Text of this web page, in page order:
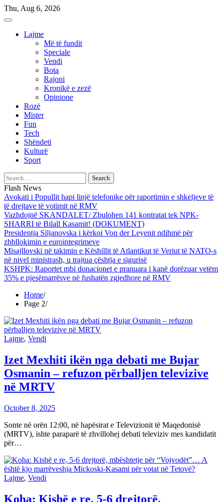
Skip
to
Thu, Aug 6, 2026
Lajme
Më të fundit
Speciale
Vendi
Bota
Rajoni
Kronikë e zezë
Opinione
Rozë
Mister
Fun
Tech
Shëndeti
Kulturë
Sport
Search
for:
Flash News
Avokati i Popullit hapi linjë telefonike për raportimin e shkeljeve të
të drejtave të votimit në RMV
Vazhdojnē SKANDALET/ Zbulohen 141 kontratat tek NPK-
SHARRI të Bilall Kasamit! (DOKUMENT)
Presidentja Siljanovska i kërkoi Von der Leyenit ndihmë për
zhbllokimin e eurointegrimeve
Misajllovski në takimin e Këshillit të Atlantikut të Veriut të NATO-s
në nivel ministrash, u trajtua çështja e sigurisë
KSHPK: Raportet mbi donacionet e pranuara i kanë dorëzuar vetëm
35% e pjesëmarrësve në fushatën zgjedhore në RMV
Home
Page 2
Lajme, Vendi
Izet Mexhiti ikën nga debati me Bujar
Osmanin – refuzon përballjen televizive
në MRTV
October 8, 2025
Sonte në orën 12:00, në hapësirat e Televizionit të Maqedonisë
(MRTV), ishte paraparë të zhvillohej debati televiziv mes kandidatit
për…
Lajme, Vendi
Koha: Kishë e re, 5-6 drejtorë,